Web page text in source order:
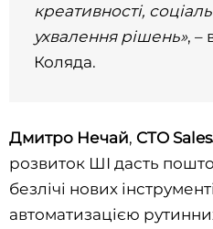
креативності,
ухвалення рішень», –
Коляда.
Дмитро Нечай, CTO
розвиток ШІ дасть
безлічі нових
автоматизацією